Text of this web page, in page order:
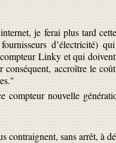
je ferai plus tard
d’électricité)
Linky et qui
conséquent, accroître le
compteur nouvelle
sans arrêt, à